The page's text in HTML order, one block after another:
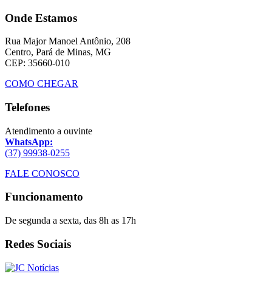
Onde Estamos
Rua Major Manoel Antônio, 208
Centro, Pará de Minas, MG
CEP: 35660-010
COMO CHEGAR
Telefones
Atendimento a ouvinte
WhatsApp:
(37) 99938-0255
FALE CONOSCO
Funcionamento
De segunda a sexta, das 8h as 17h
Redes Sociais